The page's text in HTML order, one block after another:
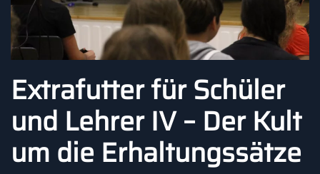
Extrafutter für Schüler
und Lehrer IV – Der Kult
um die Erhaltungssätze